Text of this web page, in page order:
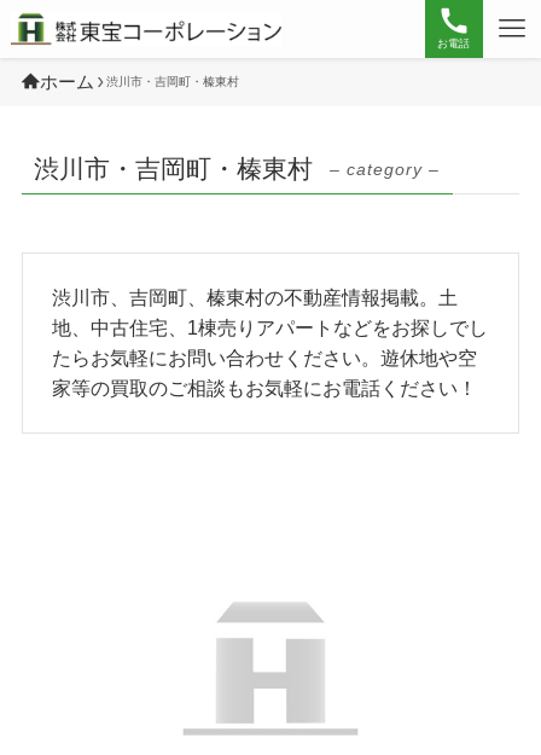
お電話
ホーム 渋川市・吉岡町・榛東村
渋川市・吉岡町・榛東村 – category –
渋川市、吉岡町、榛東村の不動産情報掲載。土
地、中古住宅、1棟売りアパートなどをお探しでし
たらお気軽にお問い合わせください。遊休地や空
家等の買取のご相談もお気軽にお電話ください！